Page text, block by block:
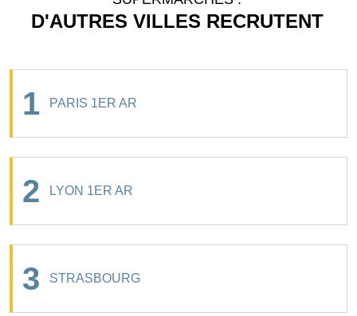
D'AUTRES VILLES RECRUTENT
1 PARIS 1ER AR
2 LYON 1ER AR
3 STRASBOURG